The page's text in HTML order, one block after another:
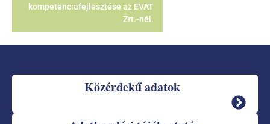
kompetenciafejlesztése az EVAT
Zrt.-nél.
Közérdekű adatok